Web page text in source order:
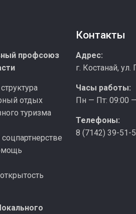
профсоюз
отдых
туризма
Контакты
Адрес:
г. Костанай, ул.
Часы работы:
Пн — Пт: 09:00
Телефоны:
8 (7142) 39-51-